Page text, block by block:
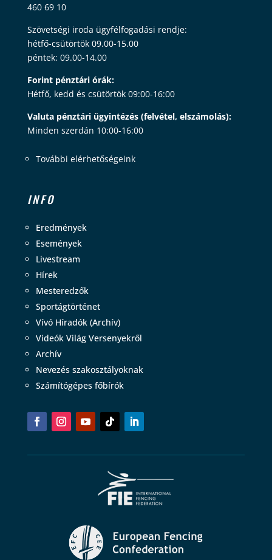
460 69 10
Szövetségi iroda ügyfélfogadási rendje:
hétfő-csütörtök 09.00-15.00
péntek: 09.00-14.00
Forint pénztári órák:
Hétfő, kedd és csütörtök 09:00-16:00
Valuta pénztári ügyintézés (felvétel, elszámolás):
Minden szerdán 10:00-16:00
További elérhetőségeink
INFO
Eredmények
Események
Livestream
Hírek
Mesteredzők
Sportágtörténet
Vívó Híradók (Archív)
Videók Világ Versenyekről
Archív
Nevezés szakosztályoknak
Számítógépes főbírók